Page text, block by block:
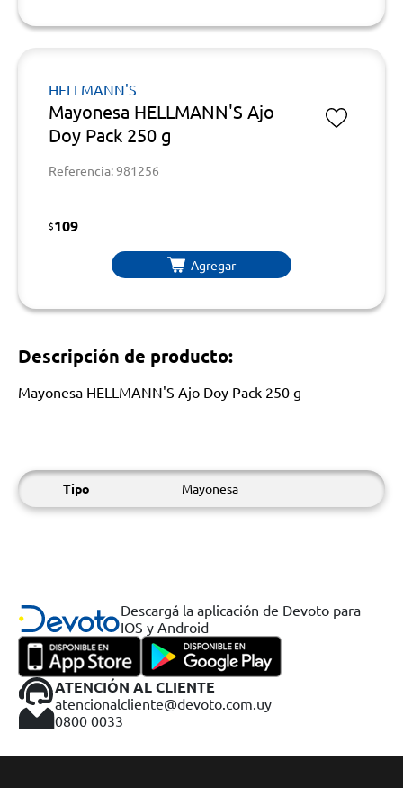
HELLMANN'S
Mayonesa HELLMANN'S Ajo
Doy Pack 250 g
Referencia: 981256
$109
Agregar
Descripción de producto:
Mayonesa HELLMANN'S Ajo Doy Pack 250 g
Tipo Mayonesa
Descargá la aplicación de Devoto para
IOS y Android
ATENCIÓN AL CLIENTE
atencionalcliente@devoto.com.uy
0800 0033